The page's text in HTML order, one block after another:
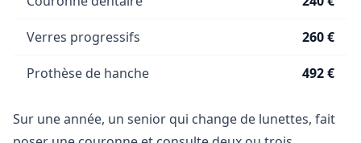
Verres progressifs 260 €
Prothèse de hanche 492 €
Sur une année, un senior qui change de lunettes, fait